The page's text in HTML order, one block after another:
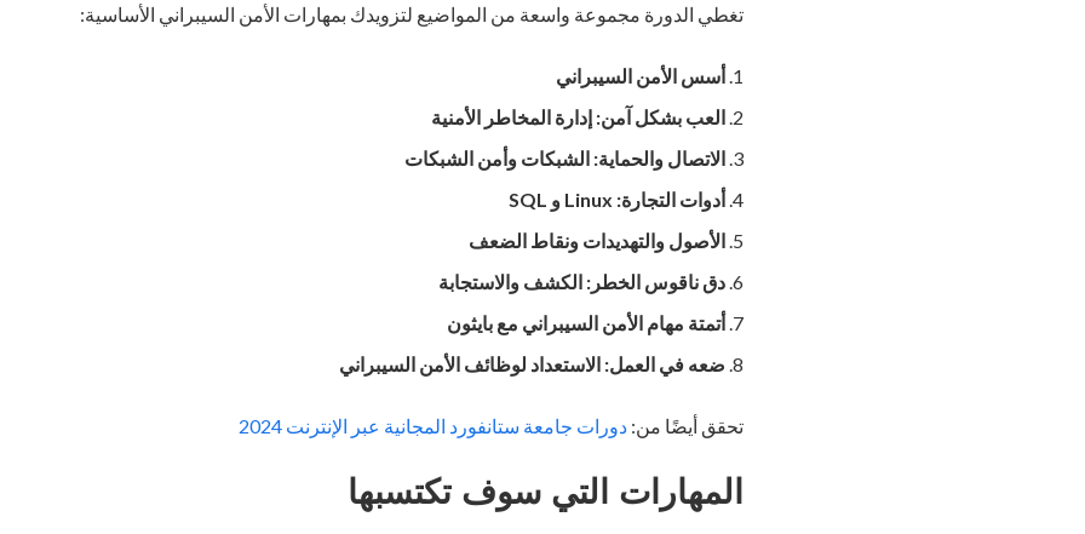
تغطي الدورة مجموعة واسعة من المواضيع لتزويدك بمهارات الأمن السيبراني الأساسية:
أسس الأمن السيبراني
العب بشكل آمن: إدارة المخاطر الأمنية
الاتصال والحماية: الشبكات وأمن الشبكات
أدوات التجارة: Linux و SQL
الأصول والتهديدات ونقاط الضعف
دق ناقوس الخطر: الكشف والاستجابة
أتمتة مهام الأمن السيبراني مع بايثون
ضعه في العمل: الاستعداد لوظائف الأمن السيبراني
تحقق أيضًا من: دورات جامعة ستانفورد المجانية عبر الإنترنت 2024
المهارات التي سوف تكتسبها